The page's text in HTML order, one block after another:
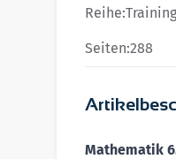
Mathematik
Reihe:Training
Seiten:288